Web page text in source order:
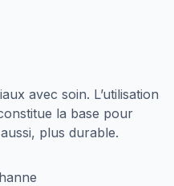
avec soin. L’utilisation
la base pour
plus durable.